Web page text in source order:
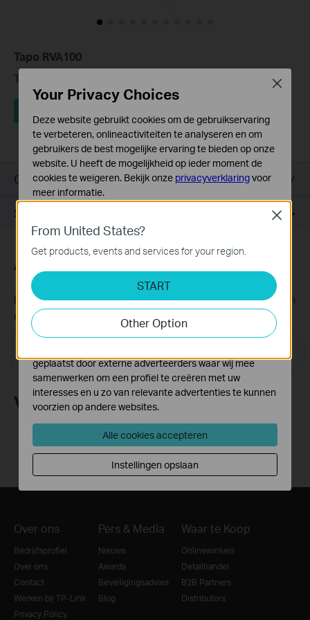
Tapo RVA100
Tapo-robotstofzuiger vervangingsset
Overzicht
Support
Abonneer
Krijg updates over nieuwe producten, samenwerkingen
en ander interessant nieuws
Volg Ons
Over ons
Bedrijfsprofiel
Over ons
Contact
Werken bij TP-Link
Privacy Policy
Pers & Media
Nieuws
Awards
Beveiligingsadvies
Blog
Waar te Koop
Onlinewinkels
Detailhandel
B2B Partners
Distributors
From United States?
Get products, events and services for your region.
START
Other Option
Close
Your Privacy Choices
Deze website gebruikt cookies om de gebruikservaring
te verbeteren, onlineactiviteiten te analyseren en om
gebruikers de best mogelijke ervaring te bieden op onze
website. U heeft de mogelijkheid op ieder moment de
cookies te weigeren. Bekijk onze privacyverklaringvoor
meer informatie.
Deze cookies zijn noodzakelijk voor de werking van de
website en kunnen niet worden uitgeschakeld.
Analyse en Marketing Cookies
Cookies voor analyse geven ons de mogelijkheid uw
activiteiten op onze website te volgen en zo de
functionaliteit van de website aan te passen en te
verbeteren.
geplaatst door externe adverteerders waar wij mee
samenwerken om een profiel te creëren met uw
interesses en u zo van relevante advertenties te kunnen
voorzien op andere websites.
Alle cookies accepteren
Instellingen opslaan
Close